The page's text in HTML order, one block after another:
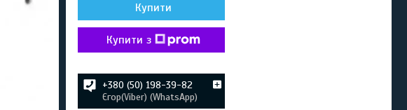
Купити
Купити з
+380 (50) 198-39-82
Єгор(Viber) (WhatsApp)